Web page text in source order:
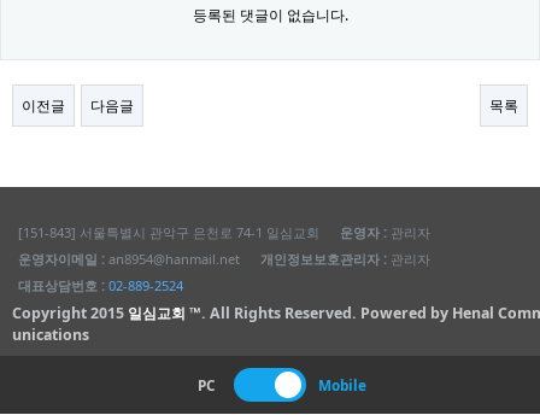
등록된 댓글이 없습니다.
이전글 다음글 목록
[151-843] 서울특별시 관악구 은천로 74-1 일심교회 운영자 : 관리자
운영자이메일 : an8954@hanmail.net 개인정보보호관리자 : 관리자
대표상담번호 : 02-889-2524
Copyright 2015 일심교회 ™. All Rights Reserved. Powered by Henal
unications
PC Mobile